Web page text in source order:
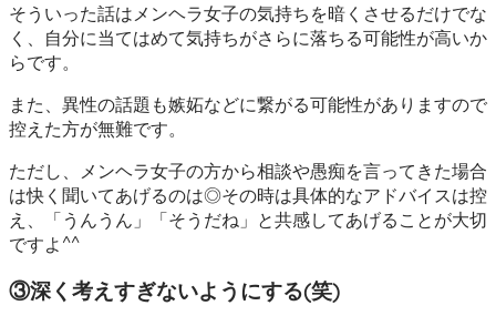
そういった話はメンヘラ女子の気持ちを暗くさせるだけでな
く、自分に当てはめて気持ちがさらに落ちる可能性が高いか
らです。
また、異性の話題も嫉妬などに繋がる可能性がありますので
控えた方が無難です。
ただし、メンヘラ女子の方から相談や愚痴を言ってきた場合
は快く聞いてあげるのは◎その時は具体的なアドバイスは控
え、「うんうん」「そうだね」と共感してあげることが大切
ですよ^^
③深く考えすぎないようにする(笑)